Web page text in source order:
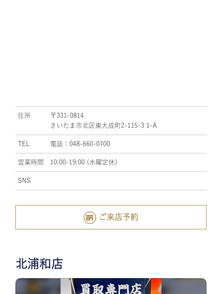
住所
〒331-0814
さいたま市北区東大成町2-115-3 1-A
TEL 電話：048-660-0700
営業時間 10:00-19:00 (木曜定休)
SNS
ご来店予約
北浦和店